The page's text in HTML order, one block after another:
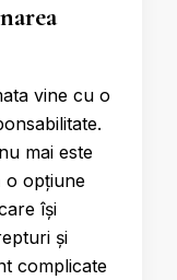
vine cu o
mai este
o opțiune
își
și
complicate